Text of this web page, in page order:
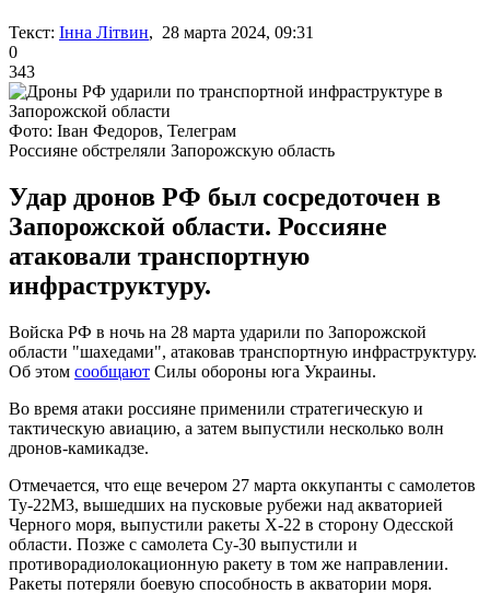
Текст: Інна Літвин, 28 марта 2024, 09:31
0
343
Фото: Іван Федоров, Телеграм
Россияне обстреляли Запорожскую область
Удар дронов РФ был сосредоточен в
Запорожской области. Россияне
атаковали транспортную
инфраструктуру.
Войска РФ в ночь на 28 марта ударили по Запорожской
области "шахедами", атаковав транспортную инфраструктуру.
Об этом сообщают Силы обороны юга Украины.
Во время атаки россияне применили стратегическую и
тактическую авиацию, а затем выпустили несколько волн
дронов-камикадзе.
Отмечается, что еще вечером 27 марта оккупанты с самолетов
Ту-22М3, вышедших на пусковые рубежи над акваторией
Черного моря, выпустили ракеты Х-22 в сторону Одесской
области. Позже с самолета Су-30 выпустили и
противорадиолокационную ракету в том же направлении.
Ракеты потеряли боевую способность в акватории моря.